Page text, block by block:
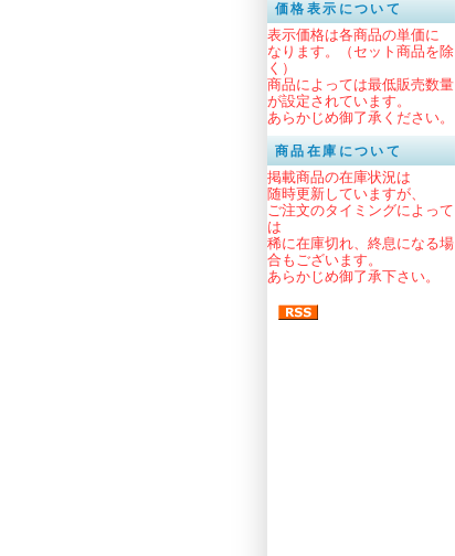
価格表示について
表示価格は各商品の単価に
なります。（セット商品を除
く）
商品によっては最低販売数量
が設定されています。
あらかじめ御了承ください。
商品在庫について
掲載商品の在庫状況は
随時更新していますが、
ご注文のタイミングによって
は
稀に在庫切れ、終息になる場
合もございます。
あらかじめ御了承下さい。